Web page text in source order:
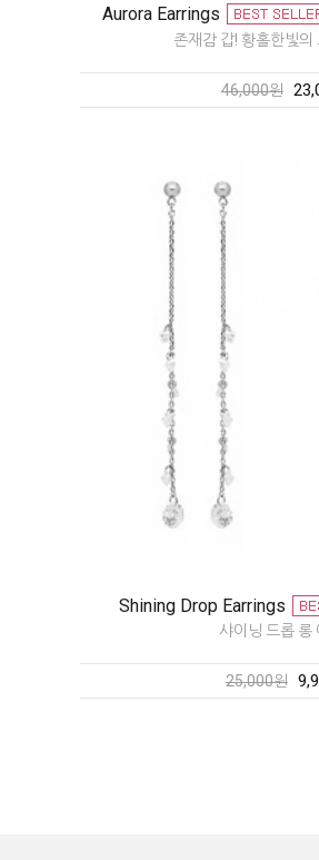
Aurora Earrings
존재감 갑! 황홀한빛의
46,000원
Shining Drop Earrings
샤이닝 드롭 롱
25,000원